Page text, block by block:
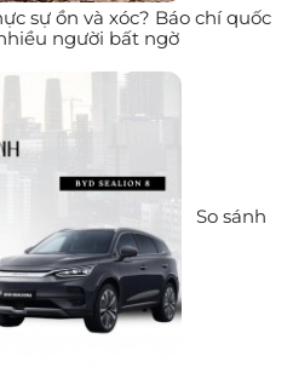
sự ồn và xóc? Báo chí quốc
người bất ngờ
So sánh